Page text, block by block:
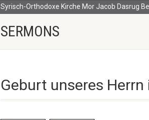
Syrisch-Orthodoxe Kirche Mor Jacob Dasrug
SERMONS
Geburt unseres